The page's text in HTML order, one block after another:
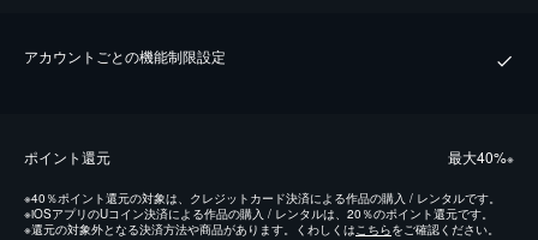
アカウントごとの機能制限設定
ポイント還元 最⼤40%※
※40％ポイント還元の対象は、クレジットカード決済による作品の購入 / レンタルです。
※iOSアプリのUコイン決済による作品の購入 / レンタルは、20％のポイント還元です。
※還元の対象外となる決済方法や商品があります。くわしくはこちらをご確認ください。